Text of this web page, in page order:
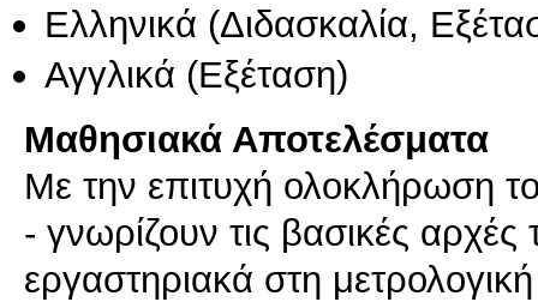
Ελληνικά (Διδασκαλία,
Αγγλικά (Εξέταση)
Μαθησιακά Αποτελέσματα
Με την επιτυχή ολοκλήρωση
- γνωρίζουν τις βασικές αρχές
εργαστηριακά στη μετρολογική